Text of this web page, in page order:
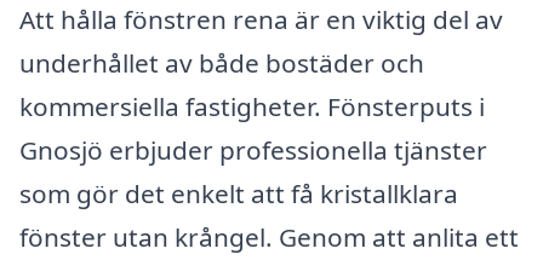
Att hålla fönstren rena är en viktig del av
underhållet av både bostäder och
kommersiella fastigheter. Fönsterputs i
Gnosjö erbjuder professionella tjänster
som gör det enkelt att få kristallklara
fönster utan krångel. Genom att anlita ett